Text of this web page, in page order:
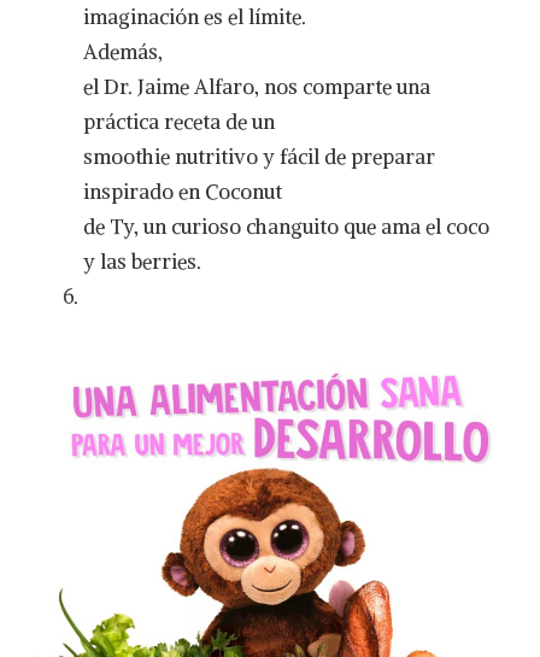
imaginación es el límite.
Además,
el Dr. Jaime Alfaro, nos comparte una
práctica receta de un
smoothie nutritivo y fácil de preparar
inspirado en Coconut
de Ty, un curioso changuito que ama el coco
y las berries.